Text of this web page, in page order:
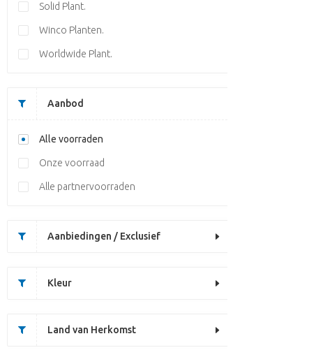
Solid Plant.
Winco Planten.
Worldwide Plant.
Aanbod
Alle voorraden
Onze voorraad
Alle partnervoorraden
Aanbiedingen / Exclusief
Kleur
Land van Herkomst